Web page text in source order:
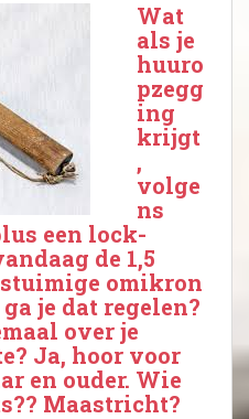
Wat
als je
huuro
pzegg
ing
krijgt
,
volge
ns
een lock-
de 1,5
omikron
je dat regelen?
over je
Ja, hoor voor
en ouder. Wie
Maastricht?